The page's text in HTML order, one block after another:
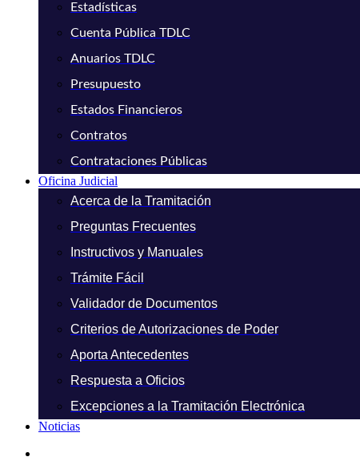
Estadísticas
Cuenta Pública TDLC
Anuarios TDLC
Presupuesto
Estados Financieros
Contratos
Contrataciones Públicas
Oficina Judicial
Acerca de la Tramitación
Preguntas Frecuentes
Instructivos y Manuales
Trámite Fácil
Validador de Documentos
Criterios de Autorizaciones de Poder
Aporta Antecedentes
Respuesta a Oficios
Excepciones a la Tramitación Electrónica
Noticias